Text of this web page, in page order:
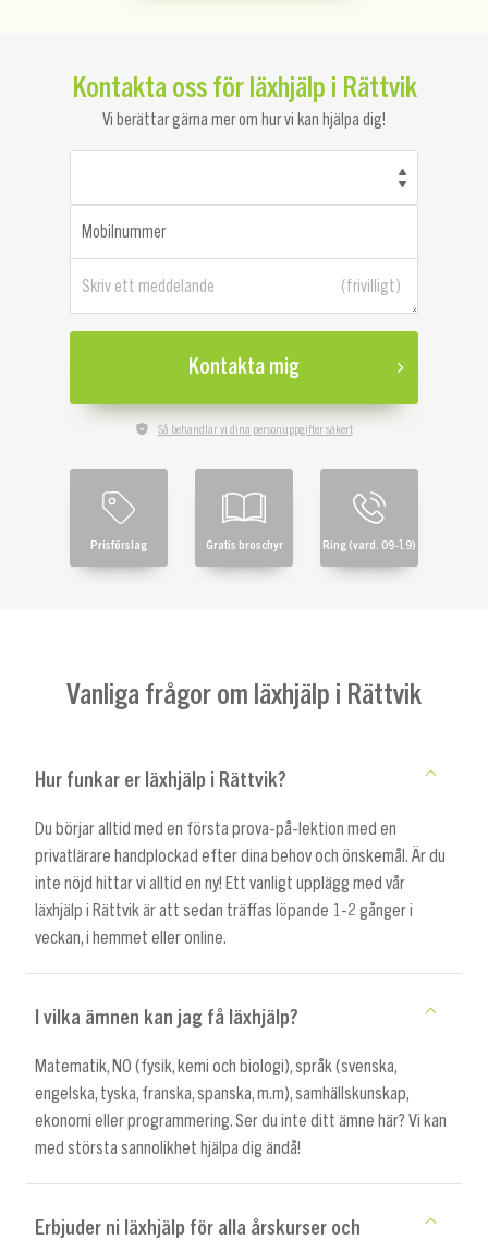
Kontakta oss för läxhjälp i Rättvik
Vi berättar gärna mer om hur vi kan hjälpa dig!
Mobilnummer
Skriv ett meddelande
Kontakta mig
Så behandlar vi dina personuppgifter säkert
Prisförslag Gratis broschyr Ring (vard. 09-19)
Vanliga frågor om läxhjälp i Rättvik
Hur funkar er läxhjälp i Rättvik?
Du börjar alltid med en första prova-på-lektion med en
privatlärare handplockad efter dina behov och önskemål. Är du
inte nöjd hittar vi alltid en ny! Ett vanligt upplägg med vår
läxhjälp i Rättvik är att sedan träffas löpande 1-2 gånger i
veckan, i hemmet eller online.
I vilka ämnen kan jag få läxhjälp?
Matematik, NO (fysik, kemi och biologi), språk (svenska,
engelska, tyska, franska, spanska, m.m), samhällskunskap,
ekonomi eller programmering. Ser du inte ditt ämne här? Vi kan
med största sannolikhet hjälpa dig ändå!
Erbjuder ni läxhjälp för alla årskurser och